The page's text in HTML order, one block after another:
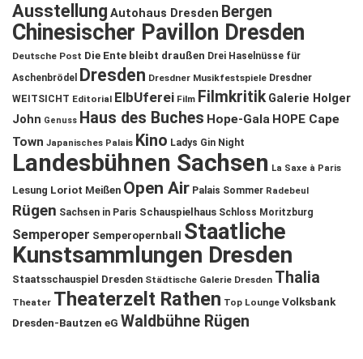
Ausstellung Autohaus Dresden Bergen
Chinesischer Pavillon Dresden
Deutsche Post Die Ente bleibt draußen Drei Haselnüsse für
Aschenbrödel
Dresden Dresdner Musikfestspiele Dresdner
WEITSICHT Editorial ElbUferei Film Filmkritik Galerie Holger
John Genuss Haus des Buches Hope-Gala HOPE Cape
Town Japanisches Palais Kino Ladys Gin Night
Landesbühnen Sachsen La Saxe à Paris
Lesung Loriot Meißen Open Air Palais Sommer Radebeul
Rügen Sachsen in Paris Schauspielhaus Schloss Moritzburg
Semperoper Semperopernball
Staatliche
Kunstsammlungen Dresden
Staatsschauspiel Dresden Städtische Galerie Dresden Thalia
Theater Theaterzelt Rathen Top Lounge Volksbank
Dresden-Bautzen eG Waldbühne Rügen